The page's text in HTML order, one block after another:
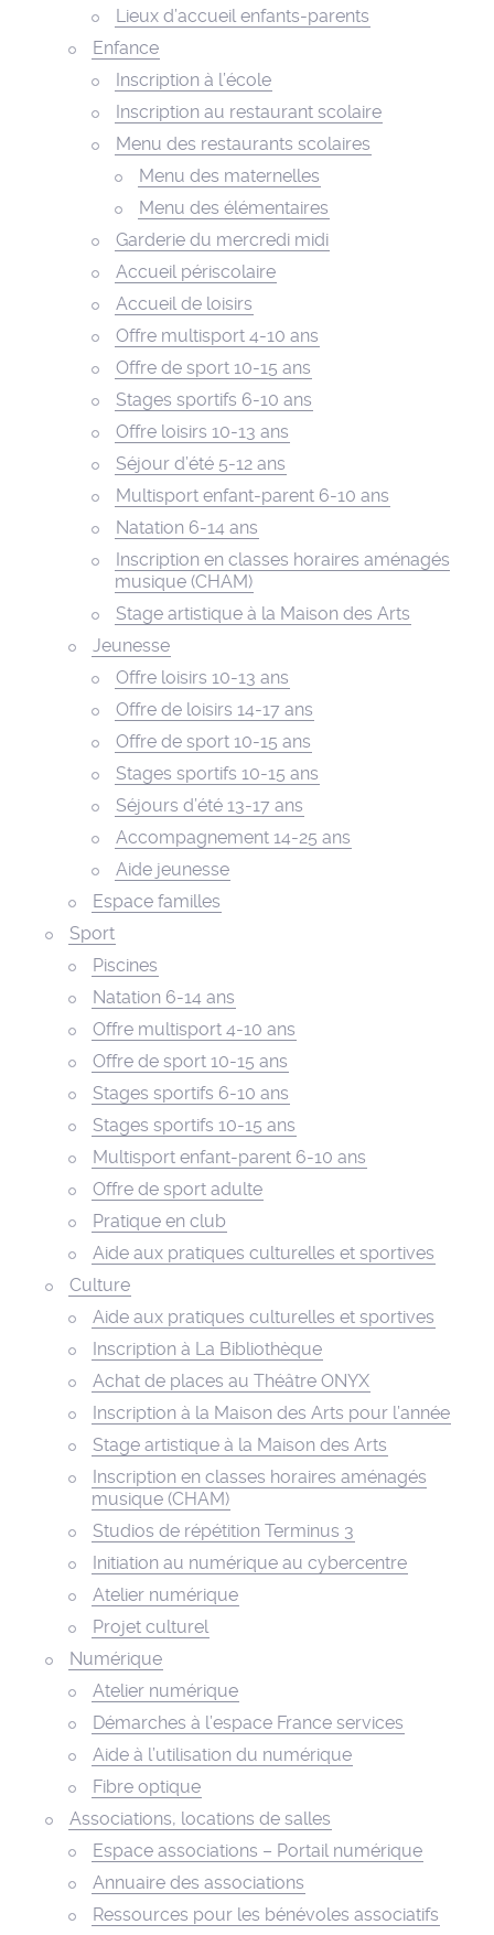
Lieux d’accueil enfants-parents
Enfance
Inscription à l’école
Inscription au restaurant scolaire
Menu des restaurants scolaires
Menu des maternelles
Menu des élémentaires
Garderie du mercredi midi
Accueil périscolaire
Accueil de loisirs
Offre multisport 4-10 ans
Offre de sport 10-15 ans
Stages sportifs 6-10 ans
Offre loisirs 10-13 ans
Séjour d’été 5-12 ans
Multisport enfant-parent 6-10 ans
Natation 6-14 ans
Inscription en classes horaires aménagés
musique (CHAM)
Stage artistique à la Maison des Arts
Jeunesse
Offre loisirs 10-13 ans
Offre de loisirs 14-17 ans
Offre de sport 10-15 ans
Stages sportifs 10-15 ans
Séjours d’été 13-17 ans
Accompagnement 14-25 ans
Aide jeunesse
Espace familles
Sport
Piscines
Natation 6-14 ans
Offre multisport 4-10 ans
Offre de sport 10-15 ans
Stages sportifs 6-10 ans
Stages sportifs 10-15 ans
Multisport enfant-parent 6-10 ans
Offre de sport adulte
Pratique en club
Aide aux pratiques culturelles et sportives
Culture
Aide aux pratiques culturelles et sportives
Inscription à La Bibliothèque
Achat de places au Théâtre ONYX
Inscription à la Maison des Arts pour l’année
Stage artistique à la Maison des Arts
Inscription en classes horaires aménagés
musique (CHAM)
Studios de répétition Terminus 3
Initiation au numérique au cybercentre
Atelier numérique
Projet culturel
Numérique
Atelier numérique
Démarches à l’espace France services
Aide à l’utilisation du numérique
Fibre optique
Associations, locations de salles
Espace associations – Portail numérique
Annuaire des associations
Ressources pour les bénévoles associatifs